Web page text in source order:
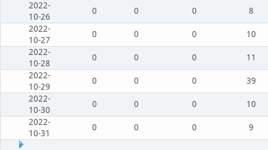
2022-
10-26
0 0 0
8
2022-
10-27
0 0 0
10
2022-
10-28
0 0 0
11
2022-
10-29
0 0 0
39
2022-
10-30
0 0 0
10
2022-
10-31
0 0 0 9